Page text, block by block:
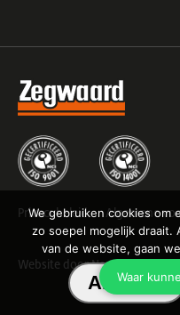
Privacybeleid Algemene
Website door Newmore
We gebruiken cookies om
zo soepel mogelijk draait.
van de website, gaan
Akkoord